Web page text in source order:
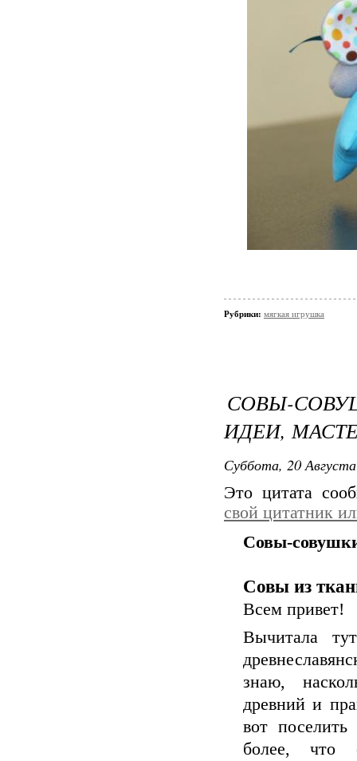
Рубрики: мягкая игрушка
СОВЫ-
ИДЕИ,
Суббота, 20
Это цитата
свой цитатник
Совы-
Совы из
Всем привет!
Вычитала
знаю,
древний и
вот
более, что